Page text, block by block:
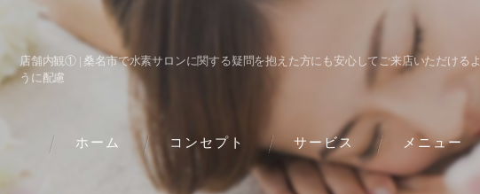
店舗内観① | 桑名市で水素サロンに関する疑問を抱えた方にも安心してご来店いただけるよ
うに配慮
ホーム コンセプト サービス メニュー